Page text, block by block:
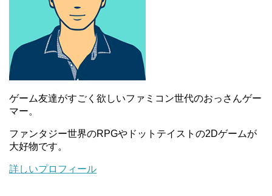
ゲーム友達がすごく欲しいファミコン世代のおっさんゲー
マー。
ファンタジー世界のRPGやドットテイストの2Dゲームが
大好物です。
詳しいプロフィール